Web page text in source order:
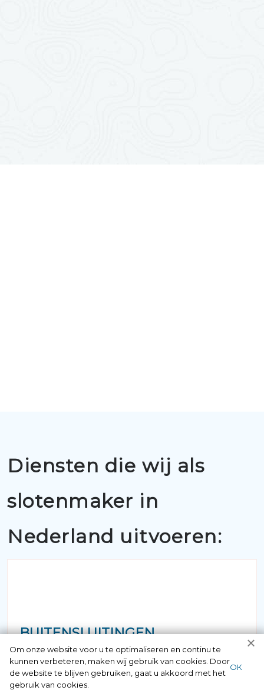
Diensten die wij als
slotenmaker in
Nederland uitvoeren:
BUITENSLUITINGEN
Als u belt met 097006521500 krijgt u
gegarandeerd een vakkundige
Om onze website voor u te optimaliseren en continu te
kunnen verbeteren, maken wij gebruik van cookies. Door
de website te blijven gebruiken, gaat u akkoord met het
gebruik van cookies.
ОК